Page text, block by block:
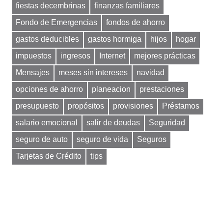
fiestas decembrinas
finanzas familiares
Fondo de Emergencias
fondos de ahorro
gastos deducibles
gastos hormiga hijos
hogar
impuestos
ingresos Internet
mejores prácticas
Mensajes
meses sin intereses
navidad
opciones de ahorro
planeacion
prestaciones
presupuesto
propósitos provisiones
Préstamos
salario emocional
salir de deudas
Seguridad
seguro de auto
seguro de vida
Seguros
Tarjetas de Crédito
tips